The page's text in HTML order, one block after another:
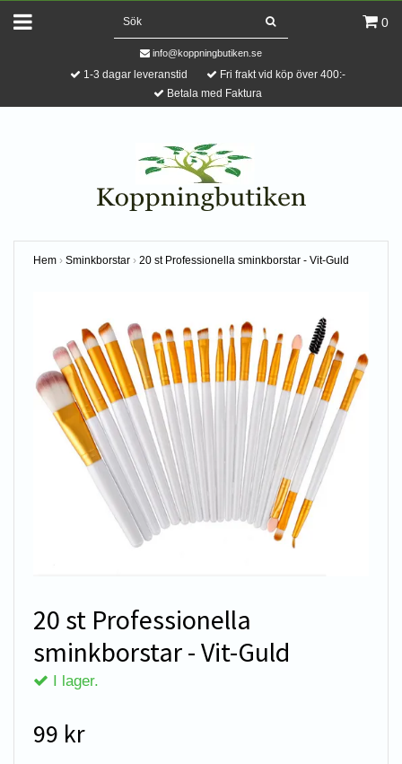
0
info@koppningbutiken.se
1-3 dagar leveranstid
Fri frakt vid köp över 400:-
Betala med Faktura
Hem › Sminkborstar › 20 st Professionella sminkborstar - Vit-Guld
20 st Professionella
sminkborstar - Vit-Guld
I lager.
99 kr